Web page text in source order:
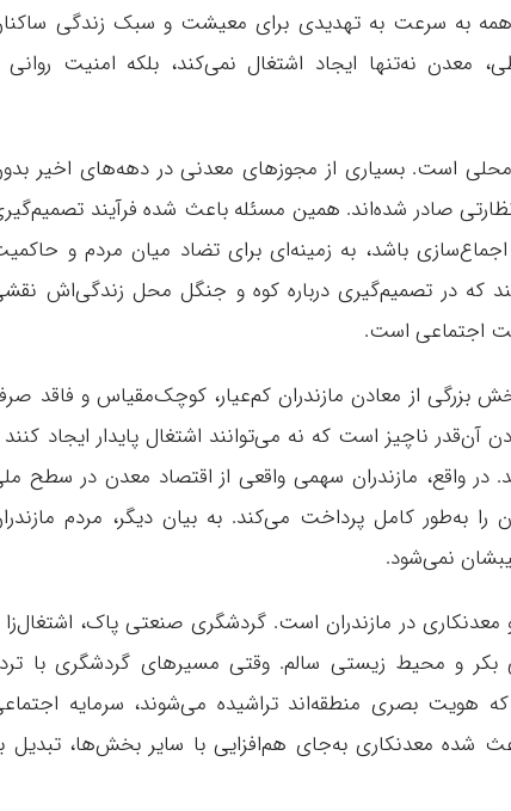
همه به سرعت به تهدیدی برای معیشت و سبک زندگی
نه‌تنها ایجاد اشتغال نمی‌کند، بلکه امنیت روانی
است. بسیاری از مجوزهای معدنی در دهه‌های اخیر
صادر شده‌اند. همین مسئله باعث شده فرآیند
باشد، به زمینه‌ای برای تضاد میان مردم و
در تصمیم‌گیری درباره کوه و جنگل محل زندگی‌اش
اجتماعی است.
بزرگی از معادن مازندران کم‌عیار، کوچک‌مقیاس و فاقد
آن‌قدر ناچیز است که نه می‌توانند اشتغال پایدار ایجاد
در واقع، مازندران سهمی واقعی از اقتصاد معدن در سطح
به‌طور کامل پرداخت می‌کند. به بیان دیگر، مردم
نمی‌شود.
در مازندران است. گردشگری صنعتی پاک، اشتغال‌زا
بکر و محیط زیستی سالم. وقتی مسیرهای گردشگری با
هویت بصری منطقه‌اند تراشیده می‌شوند، سرمایه
شده معدنکاری به‌جای هم‌افزایی با سایر بخش‌ها، تبدیل